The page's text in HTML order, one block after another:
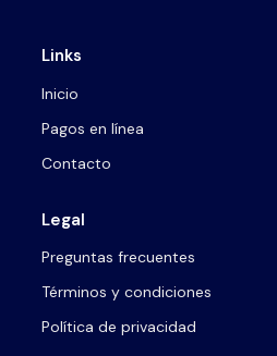
Links
Inicio
Pagos en línea
Contacto
Legal
Preguntas frecuentes
Términos y condiciones
Política de privacidad